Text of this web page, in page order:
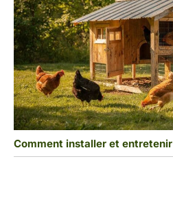
Comment installer et